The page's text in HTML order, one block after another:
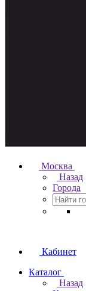
Москва
Назад
Города
Кабинет
Каталог
Назад